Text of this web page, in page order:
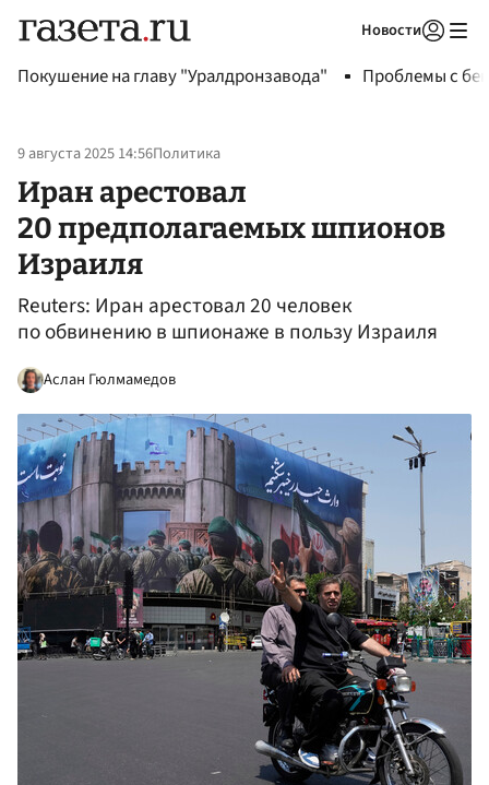
Новости
Покушение на главу "Уралдронзавода" Проблемы с
9 августа 2025 14:56Политика
Иран арестовал
20 предполагаемых шпионов
Израиля
Reuters: Иран арестовал 20 человек
по обвинению в шпионаже в пользу Израиля
Аслан Гюлмамедов